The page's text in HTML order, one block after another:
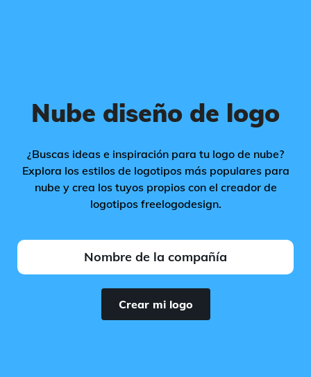
Nube diseño de logo
¿Buscas ideas e inspiración para tu logo de nube?
Explora los estilos de logotipos más populares para
nube y crea los tuyos propios con el creador de
logotipos freelogodesign.
Crear mi logo